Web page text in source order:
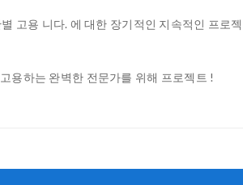
고용 니다. 에 대한 장기적인 지속적인 프
용하는 완벽한 전문가를 위해 프로젝트 !